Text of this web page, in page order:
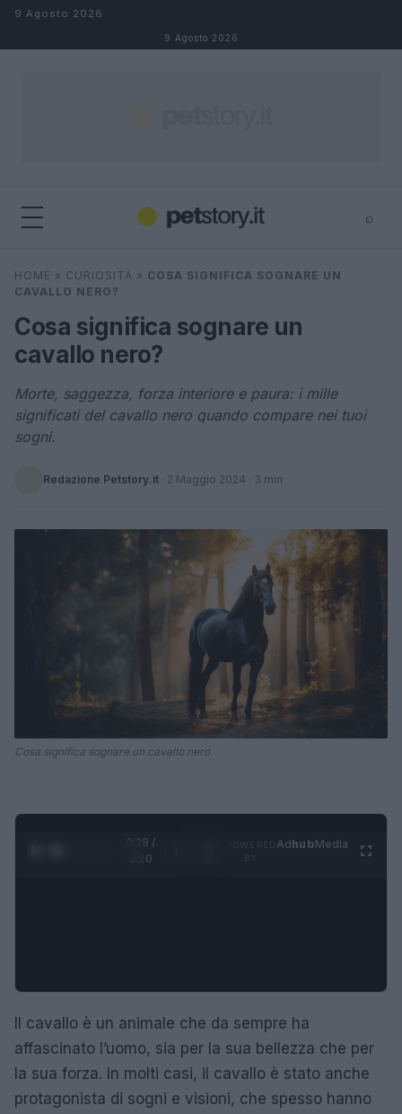
Salta al contenuto
9 Agosto 2026
9 Agosto 2026
⌕
Cerca ⌕
HOME » CURIOSITÀ » COSA SIGNIFICA SOGNARE UN
CAVALLO NERO?
Cosa significa sognare un
cavallo nero?
Morte, saggezza, forza interiore e paura: i mille
significati del cavallo nero quando compare nei tuoi
sogni.
Redazione Petstory.it · 2 Maggio 2024 · 3 min
Cosa significa sognare un cavallo nero
0:29 /
1:20
AdhubMedia
Il cavallo è un animale che da sempre ha
affascinato l’uomo, sia per la sua bellezza che per
la sua forza. In molti casi, il cavallo è stato anche
protagonista di sogni e visioni, che spesso hanno